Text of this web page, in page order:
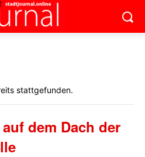
stattgefunden.
dem Dach der